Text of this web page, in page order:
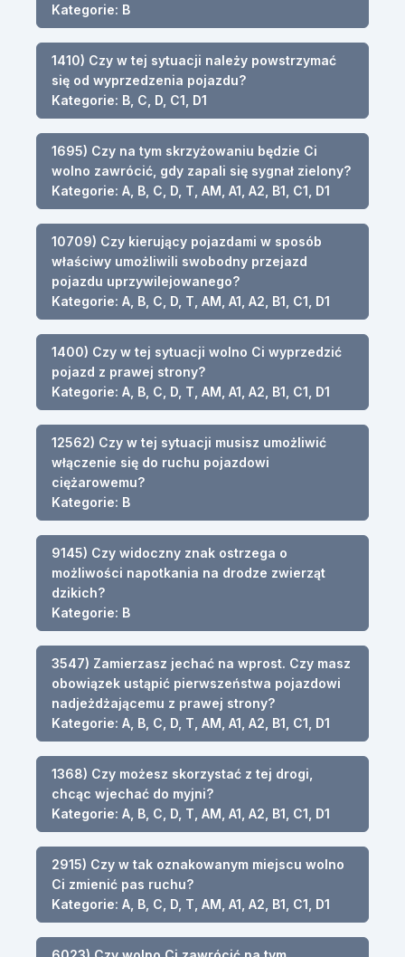
Kategorie: B
1410) Czy w tej sytuacji należy powstrzymać
się od wyprzedzenia pojazdu?
Kategorie: B, C, D, C1, D1
1695) Czy na tym skrzyżowaniu będzie Ci
wolno zawrócić, gdy zapali się sygnał zielony?
Kategorie: A, B, C, D, T, AM, A1, A2, B1, C1, D1
10709) Czy kierujący pojazdami w sposób
właściwy umożliwili swobodny przejazd
pojazdu uprzywilejowanego?
Kategorie: A, B, C, D, T, AM, A1, A2, B1, C1, D1
1400) Czy w tej sytuacji wolno Ci wyprzedzić
pojazd z prawej strony?
Kategorie: A, B, C, D, T, AM, A1, A2, B1, C1, D1
12562) Czy w tej sytuacji musisz umożliwić
włączenie się do ruchu pojazdowi
ciężarowemu?
Kategorie: B
9145) Czy widoczny znak ostrzega o
możliwości napotkania na drodze zwierząt
dzikich?
Kategorie: B
3547) Zamierzasz jechać na wprost. Czy masz
obowiązek ustąpić pierwszeństwa pojazdowi
nadjeżdżającemu z prawej strony?
Kategorie: A, B, C, D, T, AM, A1, A2, B1, C1, D1
1368) Czy możesz skorzystać z tej drogi,
chcąc wjechać do myjni?
Kategorie: A, B, C, D, T, AM, A1, A2, B1, C1, D1
2915) Czy w tak oznakowanym miejscu wolno
Ci zmienić pas ruchu?
Kategorie: A, B, C, D, T, AM, A1, A2, B1, C1, D1